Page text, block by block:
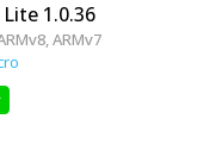
1.0.36
ARMv7